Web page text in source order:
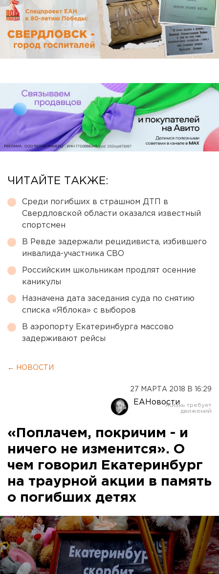
ЧИТАЙТЕ ТАКЖЕ:
Среди погибших в страшном ДТП в
Свердловской области оказался известный
спортсмен
В Ревде задержали рецидивиста, избившего
инвалида-участника СВО
Российским школьникам продлят осенние
каникулы
Назначена дата заседания суда по снятию
списка «Яблока» с выборов
В аэропорту Екатеринбурга массово
задерживают рейсы
← НОВОСТИ
27 МАРТА 2018 В 16:29
ЕАНовости
«Поплачем, покричим - и
ничего не изменится». О
чем говорил Екатеринбург
на траурной акции в память
о погибших детях